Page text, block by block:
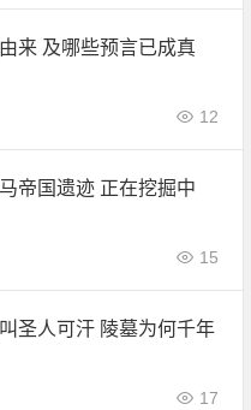
来 及哪些预言已成真
12
帝国遗迹 正在挖掘中
15
圣人可汗 陵墓为何千年
17